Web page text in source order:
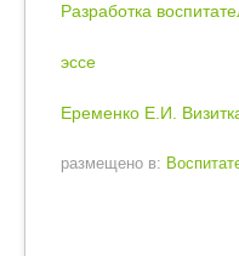
Разработка
эссе
Еременко Е.И.
размещено в: